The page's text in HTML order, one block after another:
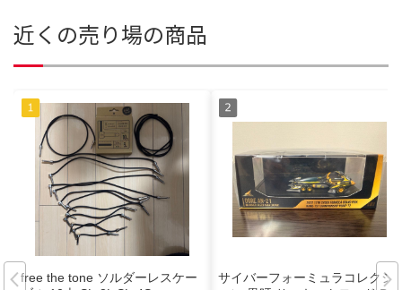
近くの売り場の商品
free the tone ソルダーレスケー
サイバーフォーミュラコレクシ